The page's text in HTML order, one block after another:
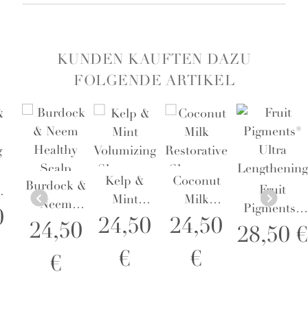
KUNDEN KAUFTEN DAZU
FOLGENDE ARTIKEL
Burdock &
Neem
Healthy
Scalp
Conditioner
24,50
€
Kelp &
Mint
Volumizing
Shampoo
236 ml
24,50
€
Coconut
Milk
Restorative
Shampoo
236 ml
24,50
€
Fruit
Pigments®
Ultra
Lengthening
28,50 €